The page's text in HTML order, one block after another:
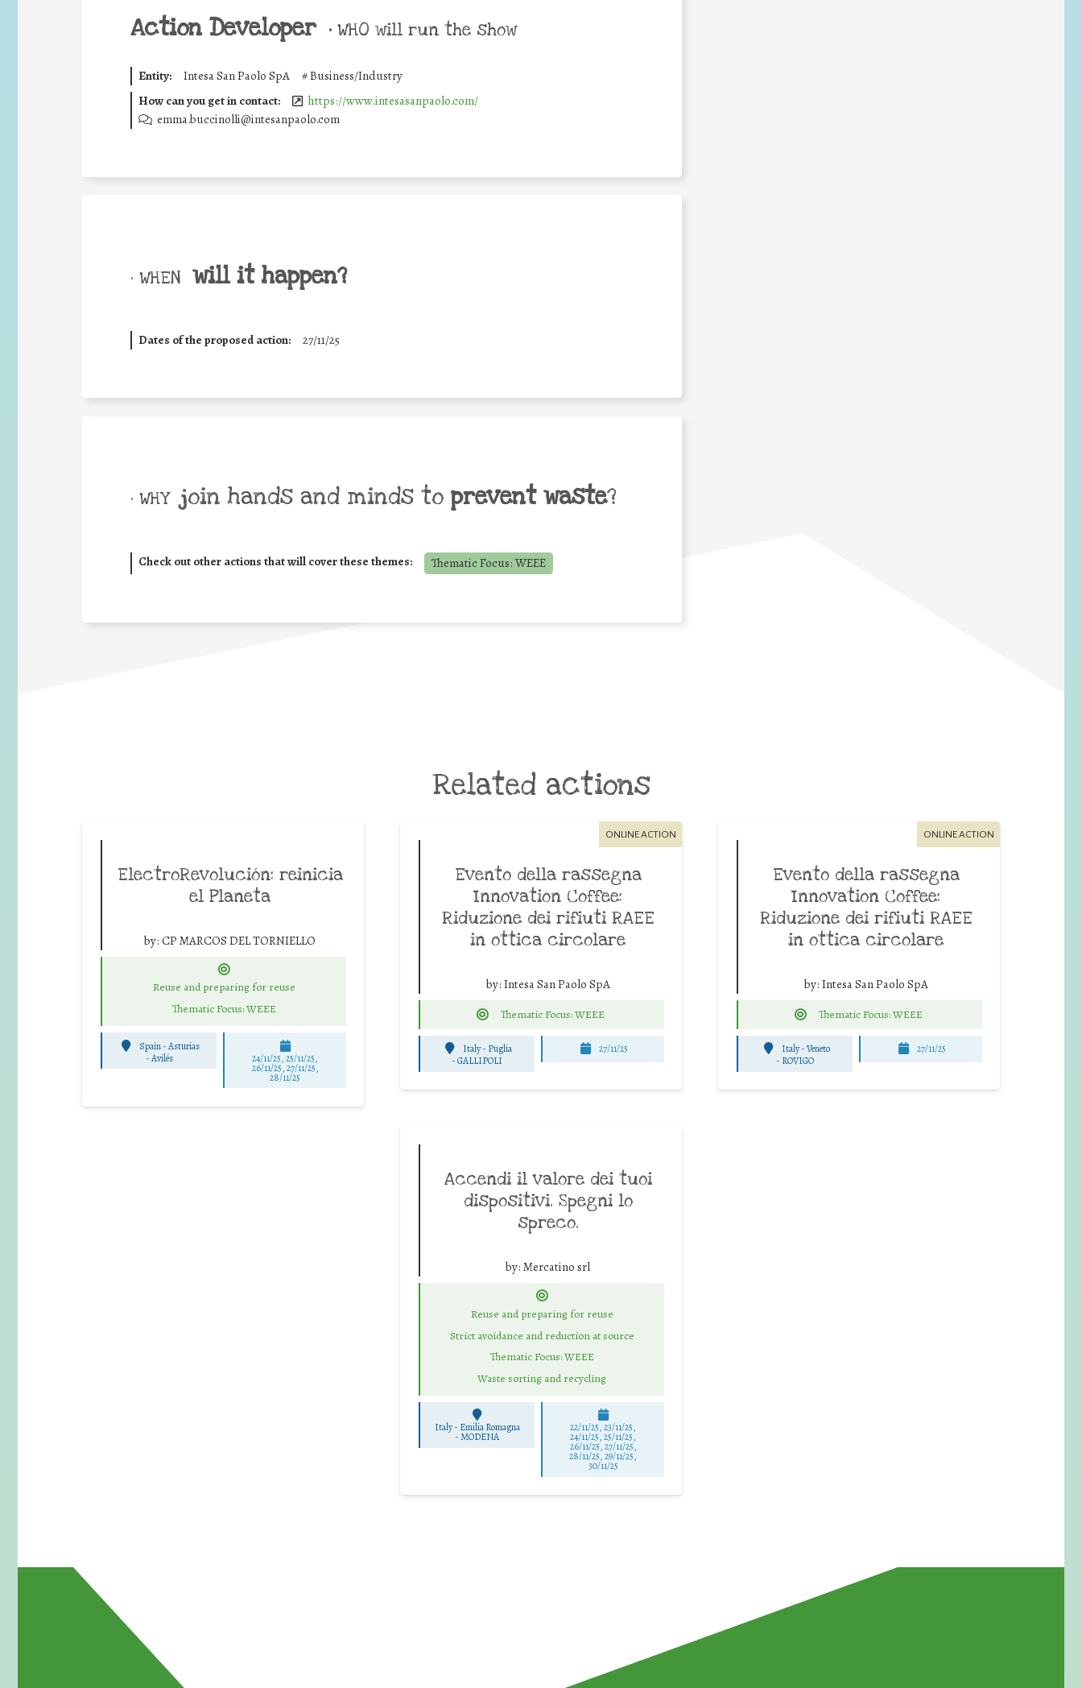
Action Developer • WHO will run the show
Entity: Intesa San Paolo SpA #Business/Industry
How can you get in contact:
https://www.intesasanpaolo.com/
emma.buccinolli@intesanpaolo.com
• WHEN will it happen?
Dates of the proposed action: 27/11/25
• WHY join hands and minds to prevent waste?
Check out other actions that will cover these themes: Thematic Focus: WEEE
Related actions
ElectroRevolución: reinicia
el Planeta
by: CP MARCOS DEL TORNIELLO
Reuse and preparing for reuse
Thematic Focus: WEEE
Spain - Asturias
-Avilés 24/11/25,25/11/25,
26/11/25,27/11/25,
28/11/25
ONLINE ACTION
Evento della rassegna
Innovation Coffee:
Riduzione dei rifiuti RAEE
in ottica circolare
by: Intesa San Paolo SpA
Thematic Focus: WEEE
Italy - Puglia
-GALLIPOLI
27/11/25
ONLINE ACTION
Evento della rassegna
Innovation Coffee:
Riduzione dei rifiuti RAEE
in ottica circolare
by: Intesa San Paolo SpA
Thematic Focus: WEEE
Italy - Veneto
- ROVIGO
27/11/25
Accendi il valore dei tuoi
dispositivi. Spegni lo
spreco.
by: Mercatino srl
Reuse and preparing for reuse
Strict avoidance and reduction at source
Thematic Focus: WEEE
Waste sorting and recycling
Italy - Emilia Romagna
-MODENA
22/11/25,23/11/25,
24/11/25,25/11/25,
26/11/25,27/11/25,
28/11/25,29/11/25,
30/11/25